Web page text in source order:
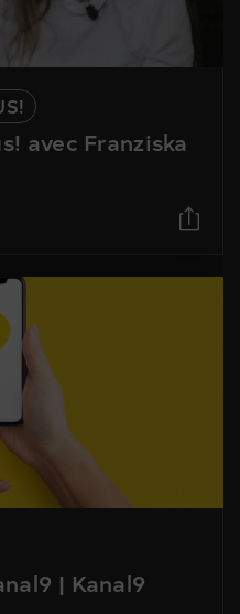
avec Franziska
| Kanal9